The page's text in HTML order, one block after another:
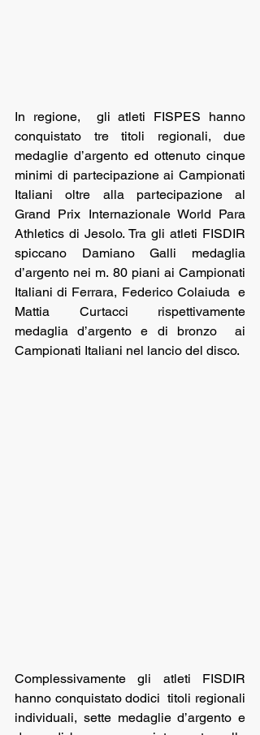
In regione,  gli atleti FISPES hanno
conquistato tre titoli regionali, due
medaglie d’argento ed ottenuto cinque
minimi di partecipazione ai Campionati
Italiani oltre alla partecipazione al
Grand Prix Internazionale World Para
Athletics di Jesolo. Tra gli atleti FISDIR
spiccano Damiano Galli medaglia
d’argento nei m. 80 piani ai Campionati
Italiani di Ferrara, Federico Colaiuda  e
Mattia Curtacci rispettivamente
medaglia d’argento e di bronzo  ai
Campionati Italiani nel lancio del disco.
Complessivamente gli atleti FISDIR
hanno conquistato dodici  titoli regionali
individuali, sette medaglie d’argento e